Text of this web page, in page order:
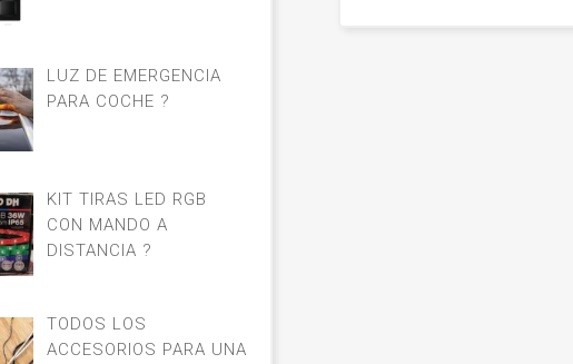
LUZ DE EMERGENCIA
PARA COCHE ?
KIT TIRAS LED RGB
CON MANDO A
DISTANCIA ?
TODOS LOS
ACCESORIOS PARA UNA